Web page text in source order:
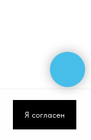
Я согласен